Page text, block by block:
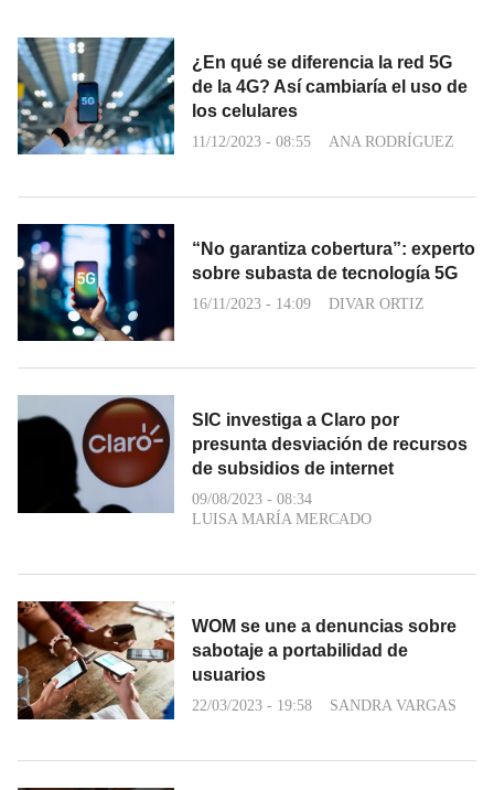
¿En qué se diferencia la red 5G
de la 4G? Así cambiaría el uso de
los celulares
11/12/2023 - 08:55 ANA RODRÍGUEZ
“No garantiza cobertura”: experto
sobre subasta de tecnología 5G
16/11/2023 - 14:09 DIVAR ORTIZ
SIC investiga a Claro por
presunta desviación de recursos
de subsidios de internet
09/08/2023 - 08:34
LUISA MARÍA MERCADO
WOM se une a denuncias sobre
sabotaje a portabilidad de
usuarios
22/03/2023 - 19:58 SANDRA VARGAS